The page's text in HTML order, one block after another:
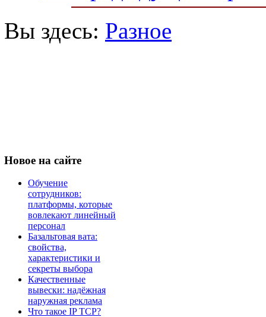
Вы здесь: Разное
Новое на сайте
Обучение
сотрудников:
платформы, которые
вовлекают линейный
персонал
Базальтовая вата:
свойства,
характеристики и
секреты выбора
Качественные
вывески: надёжная
наружная реклама
Что такое IP TCP?